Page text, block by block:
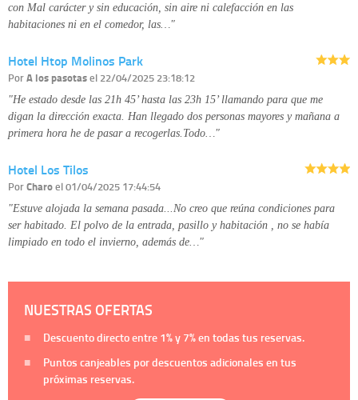
con Mal carácter y sin educación, sin aire ni calefacción en las
habitaciones ni en el comedor, las…"
Hotel Htop Molinos Park
PorA los pasotasel 22/04/2025 23:18:12
"He estado desde las 21h 45’ hasta las 23h 15’ llamando para que me
digan la dirección exacta. Han llegado dos personas mayores y mañana a
primera hora he de pasar a recogerlas.Todo…"
Hotel Los Tilos
PorCharoel 01/04/2025 17:44:54
"Estuve alojada la semana pasada...No creo que reúna condiciones para
ser habitado. El polvo de la entrada, pasillo y habitación , no se había
limpiado en todo el invierno, además de…"
NUESTRAS OFERTAS
Descuento directo entre 1%y 7%en todas tus reservas.
Puntos canjeables por descuentos adicionales en tus
próximas reservas.